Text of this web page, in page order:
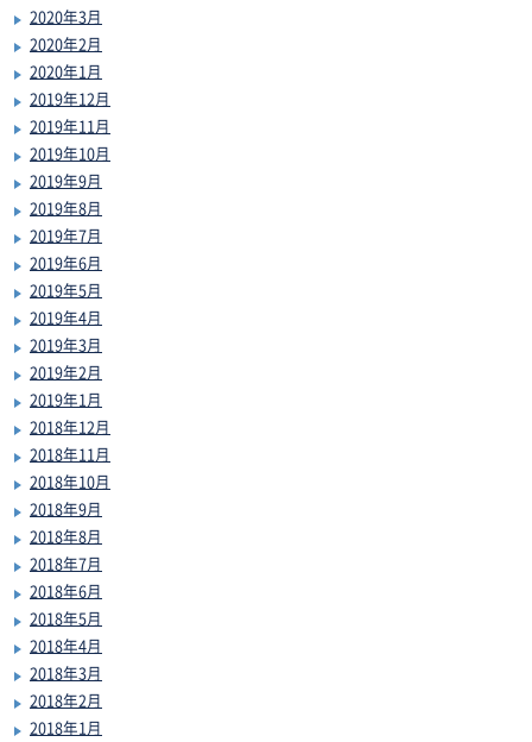
2020年3月
2020年2月
2020年1月
2019年12月
2019年11月
2019年10月
2019年9月
2019年8月
2019年7月
2019年6月
2019年5月
2019年4月
2019年3月
2019年2月
2019年1月
2018年12月
2018年11月
2018年10月
2018年9月
2018年8月
2018年7月
2018年6月
2018年5月
2018年4月
2018年3月
2018年2月
2018年1月